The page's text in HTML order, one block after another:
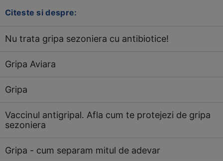
Citeste si despre:
Nu trata gripa sezoniera cu antibiotice!
Gripa Aviara
Gripa
Vaccinul antigripal. Afla cum te protejezi de gripa
sezoniera
Gripa - cum separam mitul de adevar